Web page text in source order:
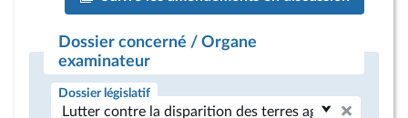
Dossier concerné / Organe
examinateur
Dossier législatif